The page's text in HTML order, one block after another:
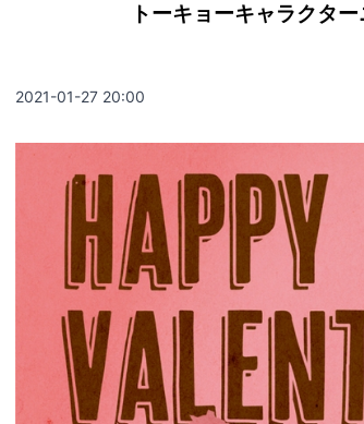
トーキョーキャラクタ
2021-01-27 20:00